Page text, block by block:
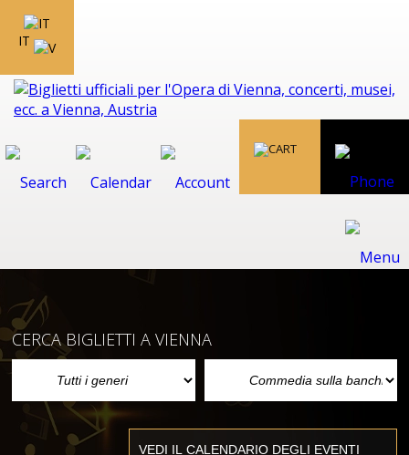
IT
CERCA BIGLIETTI A VIENNA